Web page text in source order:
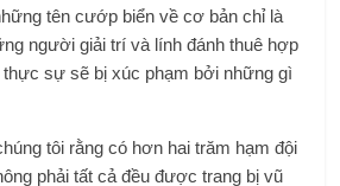
tên cướp biển về cơ bản chỉ là
người giải trí và lính đánh thuê hợp
sự sẽ bị xúc phạm bởi những gì
tôi rằng có hơn hai trăm hạm đội
phải tất cả đều được trang bị vũ